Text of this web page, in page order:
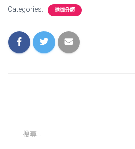
Categories: 瑜珈分類
搜
尋
搜尋...